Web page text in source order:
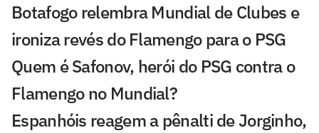
Botafogo relembra Mundial de Clubes e
ironiza revés do Flamengo para o PSG
Quem é Safonov, herói do PSG contra o
Flamengo no Mundial?
Espanhóis reagem a pênalti de Jorginho,